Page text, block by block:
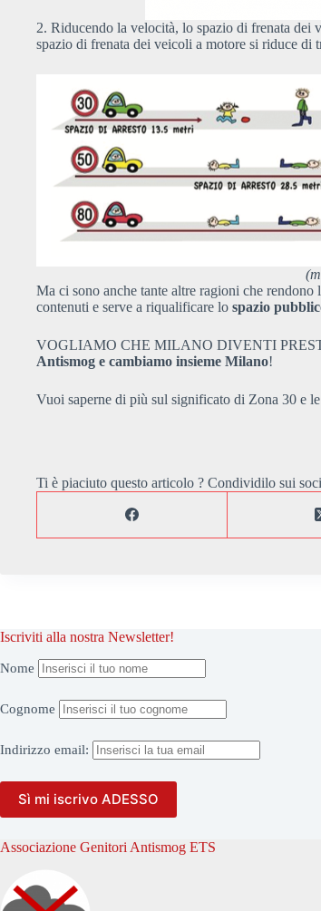
2. Riducendo la velocità, lo spazio di frenata dei
spazio di frenata dei veicoli a motore si riduce di
Ma ci sono anche tante altre ragioni che
contenuti e serve a riqualificare lo spazio
VOGLIAMO CHE MILANO DIVENTI
Antismog e cambiamo insieme Milano!
Vuoi saperne di più sul significato di Zona 30 e
Ti è piaciuto questo articolo ? Condividilo sui
Iscriviti alla nostra Newsletter!
Nome
Cognome
Indirizzo email:
Associazione Genitori Antismog ETS